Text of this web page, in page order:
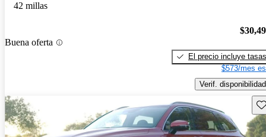
42 millas
Buena oferta
El precio incluye tasas
$573/mes
Verif. disponibilidad